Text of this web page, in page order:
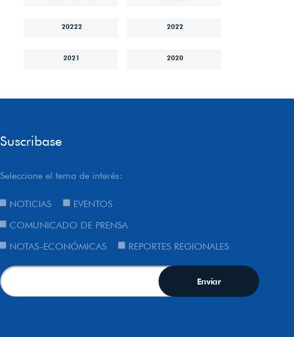
20222 2022
2021 2020
Suscribase
Seleccione el tema de interés:
NOTICIAS
EVENTOS
COMUNICADO DE PRENSA
NOTAS-ECONÓMICAS
REPORTES REGIONALES